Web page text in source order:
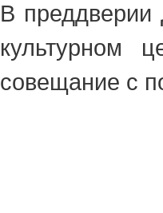
В преддверии
культурном
совещание с